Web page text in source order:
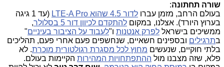
שורה תחתונה:
בעולם הרחב, מזמן עברו לדור 4.5 שהוא LTE-A Pro
(עד 1 גיגה
בערוץ היורד). אצלנו, במקום להתקדם לכיוון דור 5 בסלולר
,
ממשיכים בישראל לפרק אנטנות ו"לעבוד על הציבור בעיניים"
בתרגילים ובספינים חשאיים, שנחשפים פעם אחרי פעם, תהליכים
בלתי חוקיים, שנעשים מחוץ לכל מסגרת רגולטורית מוכרת. לא
פלא, שזה מצבנו מול ההתפתחויות המהירות הקיימות בעולם.